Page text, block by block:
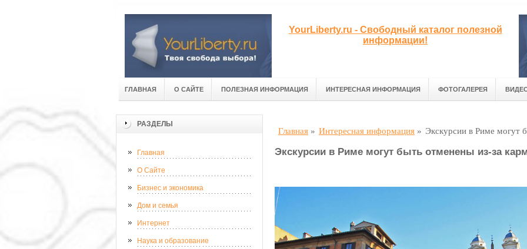
YourLiberty.ru - Свободный каталог полезной
информации!
ГЛАВНАЯ О САЙТЕ ПОЛЕЗНАЯ ИНФОРМАЦИЯ ИНТЕРЕСНАЯ ИНФОРМАЦИЯ ФОТОГАЛЕРЕЯ
РАЗДЕЛЫ
Главная
О Сайте
Бизнес и экономика
Дом и семья
Интернет
Наука и образование
Главная » Интересная информация » Экскурсии в Риме могут
Экскурсии в Риме могут быть отменены из-за